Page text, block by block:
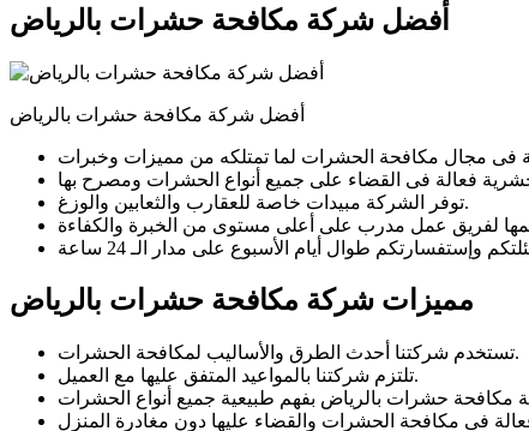
أفضل شركة مكافحة حشرات بالرياض
أفضل شركة مكافحة حشرات بالرياض
توفر الشركة مبيدات خاصة للعقارب والثعابين والوزغ.
مميزات شركة مكافحة حشرات بالرياض
تستخدم شركتنا أحدث الطرق والأساليب لمكافحة الحشرات.
تلتزم شركتنا بالمواعيد المتفق عليها مع العميل.